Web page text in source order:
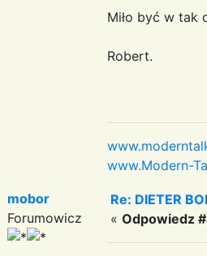
Miło być w tak
Robert.
www.Modern-
mobor
Forumowicz
Re: DIETER
« Odpowiedz